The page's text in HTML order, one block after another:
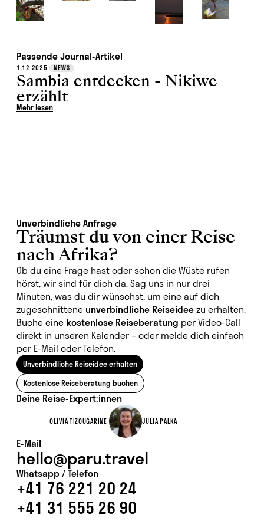
Passende Journal-Artikel
1.12.2025 NEWS
Sambia entdecken - Nikiwe
erzählt
Mehr lesen
Unverbindliche Anfrage
Träumst du von einer Reise
nach Afrika?
Ob du eine Frage hast oder schon die Wüste rufen
hörst, wir sind für dich da. Sag uns in nur drei
Minuten, was du dir wünschst, um eine auf dich
zugeschnittene unverbindliche Reiseidee zu erhalten.
Buche eine kostenlose Reiseberatung per Video-Call
direkt in unseren Kalender – oder melde dich einfach
per E-Mail oder Telefon.
Unverbindliche Reiseidee erhalten
Kostenlose Reiseberatung buchen
Deine Reise-Expert:innen
OLIVIA TIZOUGARINE JULIA PALKA
E-Mail
hello@paru.travel
Whatsapp / Telefon
+41 76 221 20 24
+41 31 555 26 90